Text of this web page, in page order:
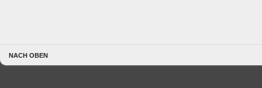
NACH OBEN